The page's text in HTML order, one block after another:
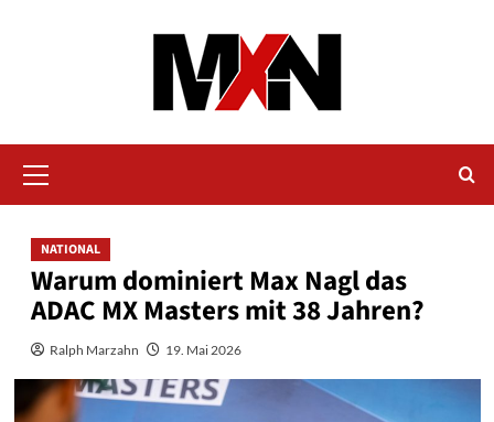
Menü
NATIONAL
Warum dominiert Max Nagl das
ADAC MX Masters mit 38 Jahren?
Ralph Marzahn 19. Mai 2026